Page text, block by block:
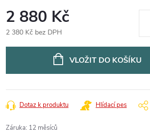
2 880 Kč
2 380 Kč bez DPH
VLOŽIT DO KOŠÍKU
Dotaz k produktu Hlídací pes
Záruka: 12 měsíců